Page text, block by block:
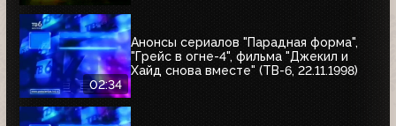
02:34
Анонсы сериалов "Парадная форма",
"Грейс в огне-4", фильма "Джекил и
Хайд снова вместе" (ТВ-6, 22.11.1998)